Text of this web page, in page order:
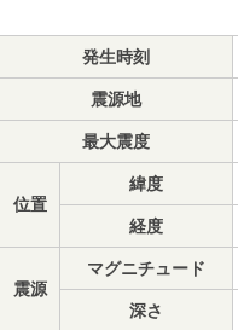
発生時刻
震源地
最大震度
位置
緯度
経度
震源
マグニチュード
深さ